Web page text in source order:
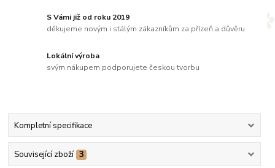
S Vámi již od roku 2019
děkujeme novým i stálým zákazníkům za přízeň a důvěru
Lokální výroba
svým nákupem podporujete českou tvorbu
Kompletní specifikace
Související zboží 3